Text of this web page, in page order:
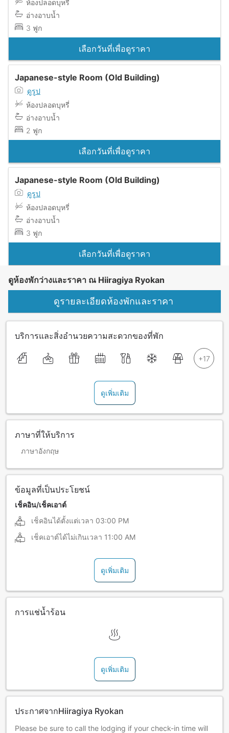
ห้องปลอดบุหรี่
อ่างอาบน้ำ
3 ฟูก
เลือกวันที่เพื่อดูราคา
Japanese-style Room (Old Building)
ดูรูป
ห้องปลอดบุหรี่
อ่างอาบน้ำ
2 ฟูก
เลือกวันที่เพื่อดูราคา
Japanese-style Room (Old Building)
ดูรูป
ห้องปลอดบุหรี่
อ่างอาบน้ำ
3 ฟูก
เลือกวันที่เพื่อดูราคา
ดูห้องพักว่างและราคา ณ Hiiragiya Ryokan
ดูรายละเอียดห้องพักและราคา
บริการและสิ่งอำนวยความสะดวกของที่พัก
ดูเพิ่มเติม
ภาษาที่ให้บริการ
ภาษาอังกฤษ
ข้อมูลที่เป็นประโยชน์
เช็คอิน/เช็คเอาต์
เช็คอินได้ตั้งแต่เวลา 03:00 PM
เช็คเอาต์ได้ไม่เกินเวลา 11:00 AM
ดูเพิ่มเติม
การแช่น้ำร้อน
ดูเพิ่มเติม
ประกาศจากHiiragiya Ryokan
Please be sure to call the lodging if your check-in time will